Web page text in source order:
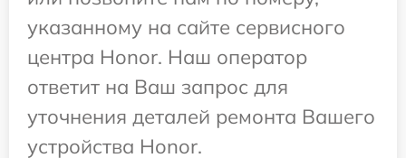
указанному на сайте сервисного
центра Honor. Наш оператор
ответит на Ваш запрос для
уточнения деталей ремонта Вашего
устройства Honor.